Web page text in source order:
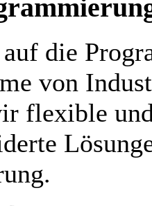
die
von
flexible